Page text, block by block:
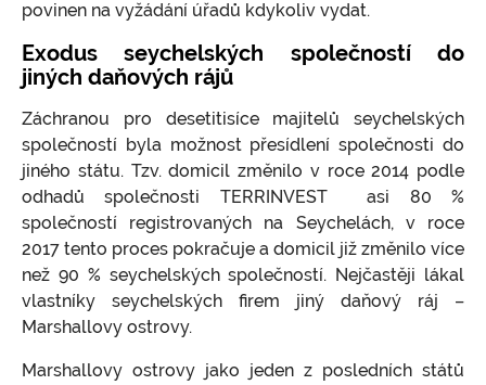
povinen na vyžádání úřadů kdykoliv vydat.
Exodus seychelských společností do
jiných daňových rájů
Záchranou pro desetitisíce majitelů seychelských
společností byla možnost přesídlení společnosti do
jiného státu. Tzv. domicil změnilo v roce 2014 podle
odhadů společnosti TERRINVEST asi 80 %
společností registrovaných na Seychelách, v roce
2017 tento proces pokračuje a domicil již změnilo více
než 90 % seychelských společností. Nejčastěji lákal
vlastníky seychelských firem jiný daňový ráj –
Marshallovy ostrovy.
Marshallovy ostrovy jako jeden z posledních států